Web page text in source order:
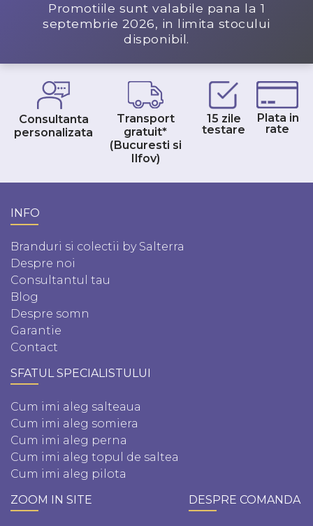
Promotiile sunt valabile pana la 1
septembrie 2026, in limita stocului
disponibil.
Consultanta
personalizata
Transport
gratuit*
(Bucuresti si
Ilfov)
15 zile
testare
Plata in
rate
INFO
Branduri si colectii by Salterra
Despre noi
Consultantul tau
Blog
Despre somn
Garantie
Contact
SFATUL SPECIALISTULUI
Cum imi aleg salteaua
Cum imi aleg somiera
Cum imi aleg perna
Cum imi aleg topul de saltea
Cum imi aleg pilota
ZOOM IN SITE
DESPRE COMANDA